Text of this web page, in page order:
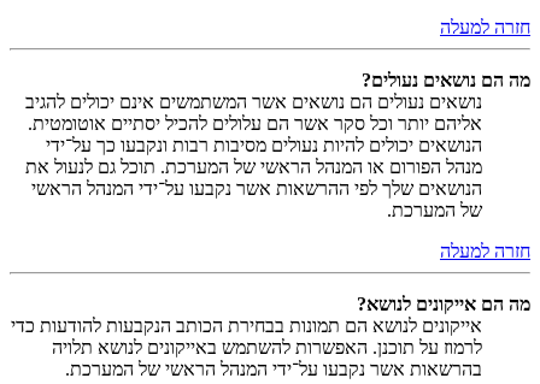
חזרה למעלה
מה הם נושאים נעולים?
נושאים נעולים הם נושאים אשר המשתמשים אינם יכולים להגיב
אליהם יותר וכל סקר אשר הם עלולים להכיל יסתיים אוטומטית.
הנושאים יכולים להיות נעולים מסיבות רבות ונקבעו כך על־ידי
מנהל הפורום או המנהל הראשי של המערכת. תוכל גם לנעול את
הנושאים שלך לפי ההרשאות אשר נקבעו על־ידי המנהל הראשי
של המערכת.
חזרה למעלה
מה הם אייקונים לנושא?
אייקונים לנושא הם תמונות בבחירת הכותב הנקבעות להודעות כדי
לרמוז על תוכנן. האפשרות להשתמש באייקונים לנושא תלויה
בהרשאות אשר נקבעו על־ידי המנהל הראשי של המערכת.